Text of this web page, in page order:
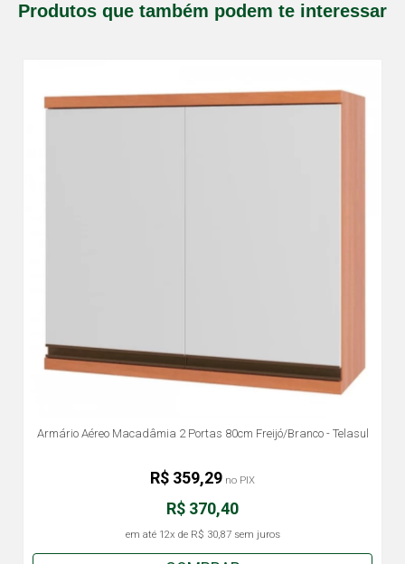
Produtos que também podem te interessar
Armário Aéreo Macadâmia 2 Portas 80cm Freijó/Branco - Telasul
R$ 370,40
em até 12x de R$ 30,87sem juros
R$ 359,29 no PIX